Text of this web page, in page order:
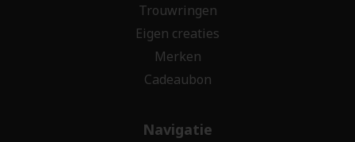
Trouwringen
Eigen creaties
Merken
Cadeaubon
Navigatie